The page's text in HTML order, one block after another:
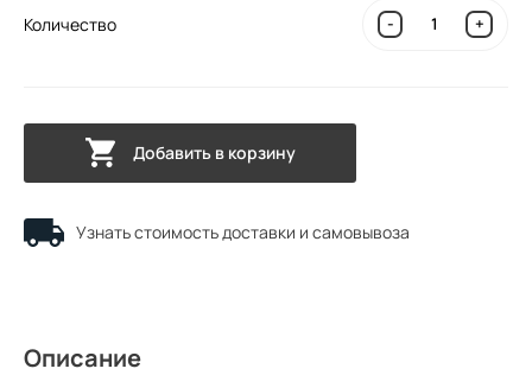
Количество
- +
Добавить в корзину
Узнать стоимость доставки и самовывоза
Описание